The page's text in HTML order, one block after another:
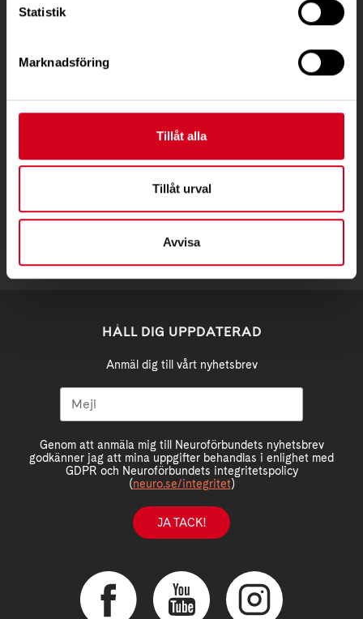
Statistik
Marknadsföring
Tillåt alla
Tillåt urval
Avvisa
Besöksadress:
Telefon:08 - 720 29 40
Postadress:
stockholm@neuro.se
HÅLL DIG UPPDATERAD
Anmäl dig till vårt nyhetsbrev
Genom att anmäla mig till Neuroförbundets nyhetsbrev
godkänner jag att mina uppgifter behandlas i enlighet med
GDPR och Neuroförbundets integritetspolicy
(neuro.se/integritet)
JA TACK!